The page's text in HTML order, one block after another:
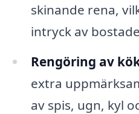
skinande rena,
intryck av
Rengöring av
extra
av spis, ugn, kyl